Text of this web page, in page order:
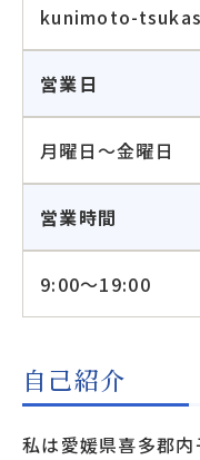
kunimoto-
営業日
月曜日～金曜日
営業時間
9:00～19:00
自己紹介
私は愛媛県喜多郡内